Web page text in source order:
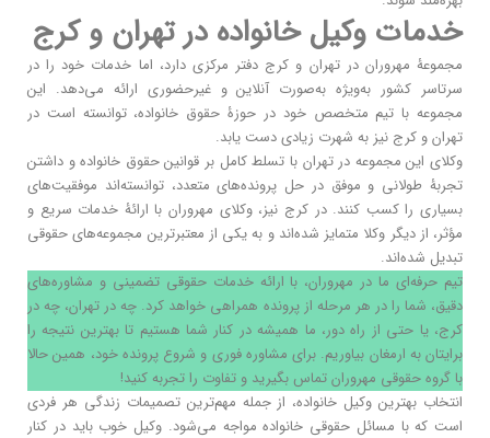
خدمات وکیل خانواده در تهران و کرج
مجموعۀ مهروران در تهران و کرج دفتر مرکزی دارد، اما خدمات خود را در
سرتاسر کشور به‌ویژه به‌صورت آنلاین و غیرحضوری ارائه می‌دهد. این
مجموعه با تیم متخصص خود در حوزۀ حقوق خانواده، توانسته است در
تهران و کرج نیز به شهرت زیادی دست یابد.
وکلای این مجموعه در تهران با تسلط کامل بر قوانین حقوق خانواده و داشتن
تجربۀ طولانی و موفق در حل پرونده‌های متعدد، توانسته‌اند موفقیت‌های
بسیاری را کسب کنند. در کرج نیز، وکلای مهروران با ارائۀ خدمات سریع و
مؤثر، از دیگر وکلا متمایز شده‌اند و به یکی از معتبرترین مجموعه‌های حقوقی
تبدیل شده‌اند.
تیم حرفه‌ای ما در مهروران، با ارائه خدمات حقوقی تضمینی و مشاوره‌های
دقیق، شما را در هر مرحله از پرونده همراهی خواهد کرد. چه در تهران، چه در
کرج، یا حتی از راه دور، ما همیشه در کنار شما هستیم تا بهترین نتیجه را
برایتان به ارمغان بیاوریم. برای مشاوره فوری و شروع پرونده خود، همین حالا
با گروه حقوقی مهروران تماس بگیرید و تفاوت را تجربه کنید!
انتخاب بهترین وکیل خانواده، از جمله مهم‌ترین تصمیمات زندگی هر فردی
است که با مسائل حقوقی خانواده مواجه می‌شود. وکیل خوب باید در کنار